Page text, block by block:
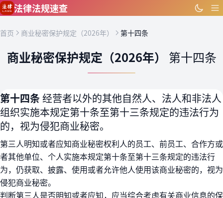
跳到主要内容
法律法规速查
首页 商业秘密保护规定（2026年） 第十四条
商业秘密保护规定（2026年） 第十四条
第十四条经营者以外的其他自然人、法人和非法人
组织实施本规定第十条至第十三条规定的违法行为
的，视为侵犯商业秘密。
第三人明知或者应知商业秘密权利人的员工、前员工、合作方或
者其他单位、个人实施本规定第十条至第十三条规定的违法行
为，仍获取、披露、使用或者允许他人使用该商业秘密的，视为
侵犯商业秘密。
判断第三人是否明知或者应知，应当综合考虑有关商业信息的保